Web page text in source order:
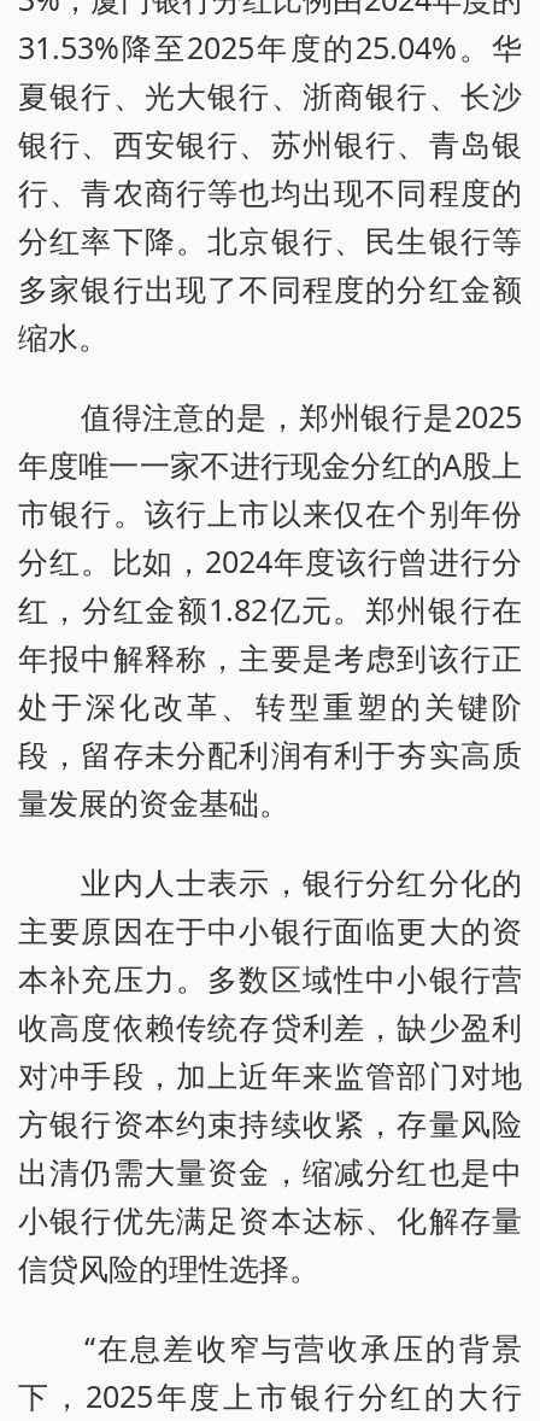
31.53%降至2025年度的25.04%。华
夏银行、光大银行、浙商银行、长沙
银行、西安银行、苏州银行、青岛银
行、青农商行等也均出现不同程度的
分红率下降。北京银行、民生银行等
多家银行出现了不同程度的分红金额
缩水。
值得注意的是，郑州银行是2025
年度唯一一家不进行现金分红的A股上
市银行。该行上市以来仅在个别年份
分红。比如，2024年度该行曾进行分
红，分红金额1.82亿元。郑州银行在
年报中解释称，主要是考虑到该行正
处于深化改革、转型重塑的关键阶
段，留存未分配利润有利于夯实高质
量发展的资金基础。
业内人士表示，银行分红分化的
主要原因在于中小银行面临更大的资
本补充压力。多数区域性中小银行营
收高度依赖传统存贷利差，缺少盈利
对冲手段，加上近年来监管部门对地
方银行资本约束持续收紧，存量风险
出清仍需大量资金，缩减分红也是中
小银行优先满足资本达标、化解存量
信贷风险的理性选择。
“在息差收窄与营收承压的背景
下，2025年度上市银行分红的大行